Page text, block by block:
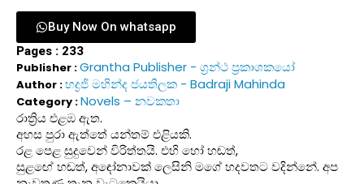
Buy Now On whatsapp
Pages : 233
Publisher :Grantha Publisher - ග්‍රන්ථ ප්‍රකාශකයෝ
Author :භද්‍රජි මහින්ද ජයතිලක - Badraji Mahinda
Category :Novels – නවකතා
රාත්‍රිය එළඹ ඇත.
අහස පුරා ඇත්තේ යන්තම් එළියකි.
රළ පෙළ සුදුවෙන් විරිත්තයි. එහි හෝ හඬත්,
සුළඟේ හඬත්, අඳෝනාවක් ලෙසිනි මගේ හදවතට වදින්නේ. අප